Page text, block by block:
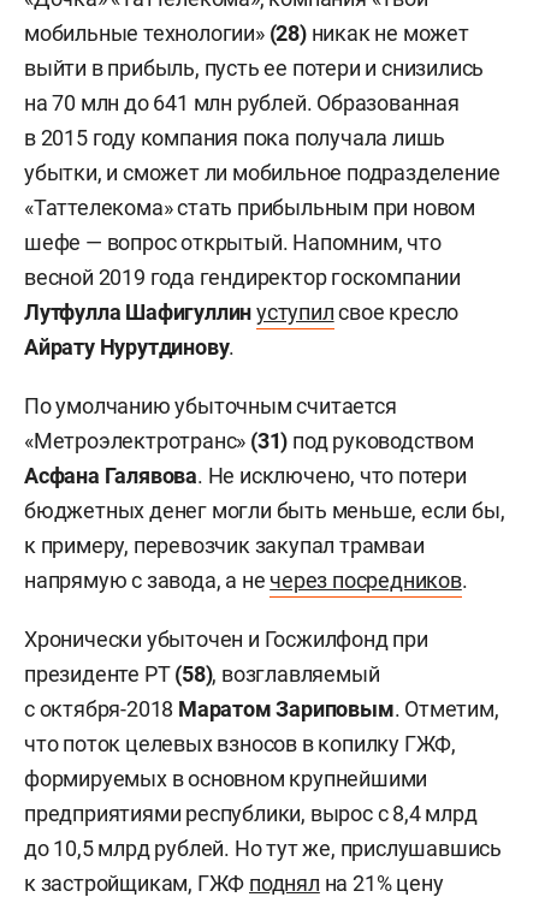
мобильные технологии» (28)никак не может
выйти в прибыль, пусть ее потери и снизились
на 70 млн до 641 млн рублей. Образованная
в 2015 году компания пока получала лишь
убытки, и сможет ли мобильное подразделение
«Таттелекома» стать прибыльным при новом
шефе — вопрос открытый. Напомним, что
весной 2019 года гендиректор госкомпании
Лутфулла Шафигуллинуступилсвое кресло
Айрату Нурутдинову.
По умолчанию убыточным считается
«Метроэлектротранс» (31) под руководством
Асфана Галявова. Не исключено, что потери
бюджетных денег могли быть меньше, если бы,
к примеру, перевозчик закупал трамваи
напрямую с завода, а не через посредников.
Хронически убыточен и Госжилфонд при
президенте РТ(58), возглавляемый
с октября-2018 Маратом Зариповым. Отметим,
что поток целевых взносов в копилку ГЖФ,
формируемых в основном крупнейшими
предприятиями республики, вырос с 8,4 млрд
до 10,5 млрд рублей. Но тут же, прислушавшись
к застройщикам, ГЖФ поднял на 21% цену